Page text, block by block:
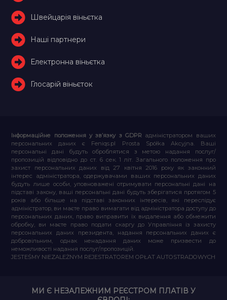
Швейцарія віньєтка
Наші партнери
Електронна віньєтка
Глосарій віньєток
Інформаційне положення у зв’язку з GDPR адміністратором ваших
персональних даних є Feniqs.pl Prosta Spółka Akcyjna. Ваші
персональні дані будуть оброблятися з метою надання послуг/
пропозицій відповідно до ст. 6 сек. 1 літ. Загального положення про
захист персональних даних від 27 квітня 2016 року як законний
інтерес адміністратора, одержувачами ваших персональних даних
будуть лише особи, уповноважені отримувати персональні дані на
підставі закону, ваші персональні дані будуть зберігатися протягом 5
років або більше на підставі законних інтересів, які переслідує
адміністратор, ви маєте право вимагати від адміністратора доступу до
персональних даних, право виправити їх видалення або обмежити
обробку, ви маєте право подати скаргу до Управління із захисту
персональних даних президента, надання персональних даних є
добровільним, однак ненадання даних може призвести до
неможливості надання послуг/пропозицій.
JESTEŚMY NIEZALEŻNYM REJESTRATOREM OPŁAT AUTOSTRADOWYCH
МИ Є НЕЗАЛЕЖНИМ РЕЄСТРОМ ПЛАТІВ У